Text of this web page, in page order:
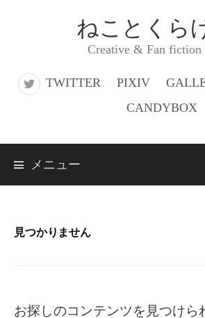
ス
ねことくら
Creative & Fan fiction
TWITTER PIXIV
CANDYBOX
メニュー
見つかりません
お探しのコンテンツを見つけら